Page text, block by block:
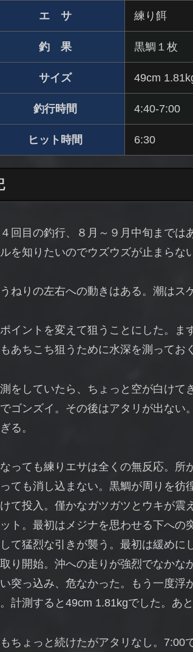
エ サ 練り餌
釣 果 黒鯛１枚
サイズ 49cm
釣行時間 4:40-7:00
ヒット時間 6:30
回目の釣行、８月～９月中旬までは
を知りたいのでウズウズが止まらな
ねりの左右への動きはある。潮はス
イントを変えて狙うことにした。ま
あちこち狙うために水深を測ってお
をしていたら、ちょっと空が白けて
ゴンズイ。その後はアタリが出ない
る。
っても練りエサは全くの無反応。所
ても消し込まない。黒鯛が周りを
て投入。僅かなガツガツとウキが
ト。最初はメジナを思わせる下への
て猛烈な引きが襲う。最初は緩めに
り開始。沖への走りが強烈でなか
突っ込み、危なかった。もう一度浮
計測すると49cm 1.81kgでした。あ
ちょっと続けたがアタリなし。7:00